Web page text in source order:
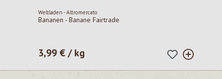
Weltladen - Altromercato
Bananen - Banane Fairtrade
Prezzo normale:
3,99 € / kg